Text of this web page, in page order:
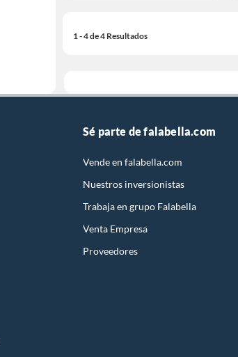
1 - 4 de 4 Resultados
Sé parte de falabella.com
Vende en falabella.com
Nuestros inversionistas
Trabaja en grupo Falabella
Venta Empresa
Proveedores